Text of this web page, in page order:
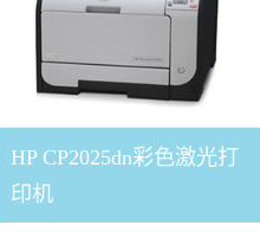
HP CP2025dn彩色激光打
印机